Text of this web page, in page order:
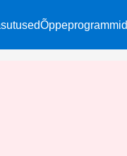
Õppeprogrammid